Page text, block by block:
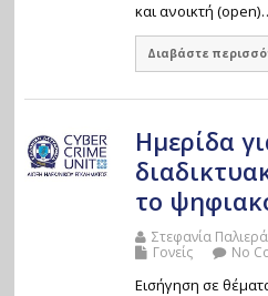
και ανοικτή
Διαβάστε
Ημερίδα
το
Στεφανία
Γονείς
No
Εισήγηση σε